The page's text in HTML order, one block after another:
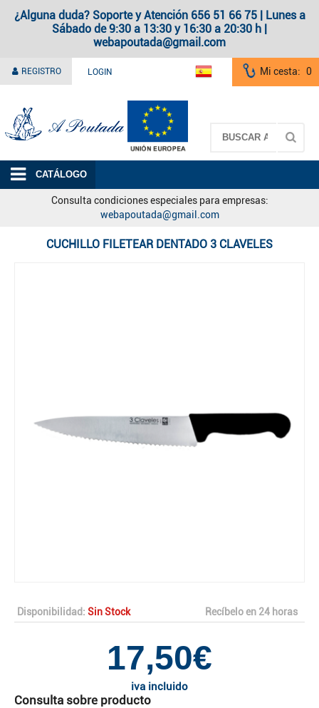
¿Alguna duda? Soporte y Atención 656 51 66 75 | Lunes a
Sábado de 9:30 a 13:30 y 16:30 a 20:30 h |
webapoutada@gmail.com
REGISTRO LOGIN Mi cesta: 0
CATÁLOGO
Consulta condiciones especiales para empresas:
webapoutada@gmail.com
CUCHILLO FILETEAR DENTADO 3 CLAVELES
Disponibilidad: Sin Stock Recíbelo en 24 horas
17,50€
iva incluido
Consulta sobre producto